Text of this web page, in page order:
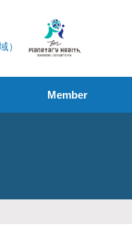
）
Member